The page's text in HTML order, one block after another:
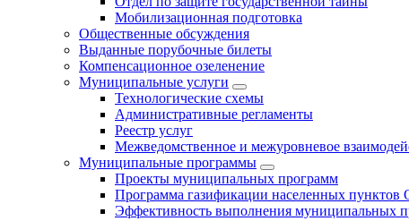
Мобилизационная подготовка
Общественные обсуждения
Выданные порубочные билеты
Компенсационное озеленение
Муниципальные услуги
Технологические схемы
Административные регламенты
Реестр услуг
Межведомственное и межуровневое
Муниципальные программы
Проекты муниципальных программ
Программа газификации населенных пунктов
Эффективность выполнения муниципальных